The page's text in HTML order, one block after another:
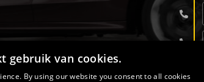
gebruik van cookies.
By using our website you consent to all cookies